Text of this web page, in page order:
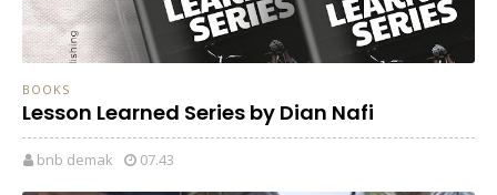
BOOKS
Lesson Learned Series by Dian Nafi
bnb demak 07.43